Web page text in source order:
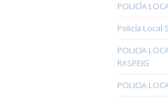
POLICÍA
Policía Local
POLICIA
RASPEIG
POLICIA